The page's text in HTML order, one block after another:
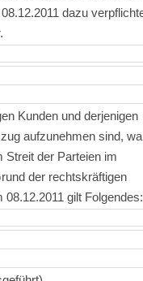
dazu
Kunden und derjenigen
aufzunehmen sind,
Streit der Parteien im
der rechtskräftigen
gilt Folgendes: